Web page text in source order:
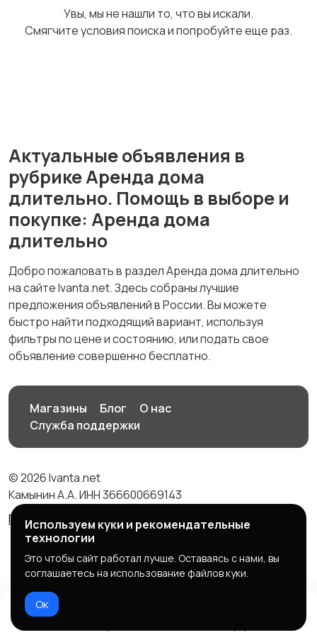
Увы, мы не нашли то, что вы искали.
Смягчите условия поиска и попробуйте еще раз.
Актуальные объявления в
рубрике Аренда дома
длительно. Помощь в выборе и
покупке: Аренда дома
длительно
Добро пожаловать в раздел Аренда дома длительно
на сайте Ivanta.net. Здесь собраны лучшие
предложения объявлений в России. Вы можете
быстро найти подходящий вариант, используя
фильтры по цене и состоянию, или подать свое
объявление совершенно бесплатно.
Магазины Блог
О нас
Служба поддержки
© 2026 Ivanta.net
Камынин А.А. ИНН 366600669143
Правила сервиса
Политика конфиденциальности
Используем куки и рекомендательные
технологии
Это чтобы сайт работал лучше. Оставаясь с нами, вы
соглашаетесь на использование файлов куки.
Ок